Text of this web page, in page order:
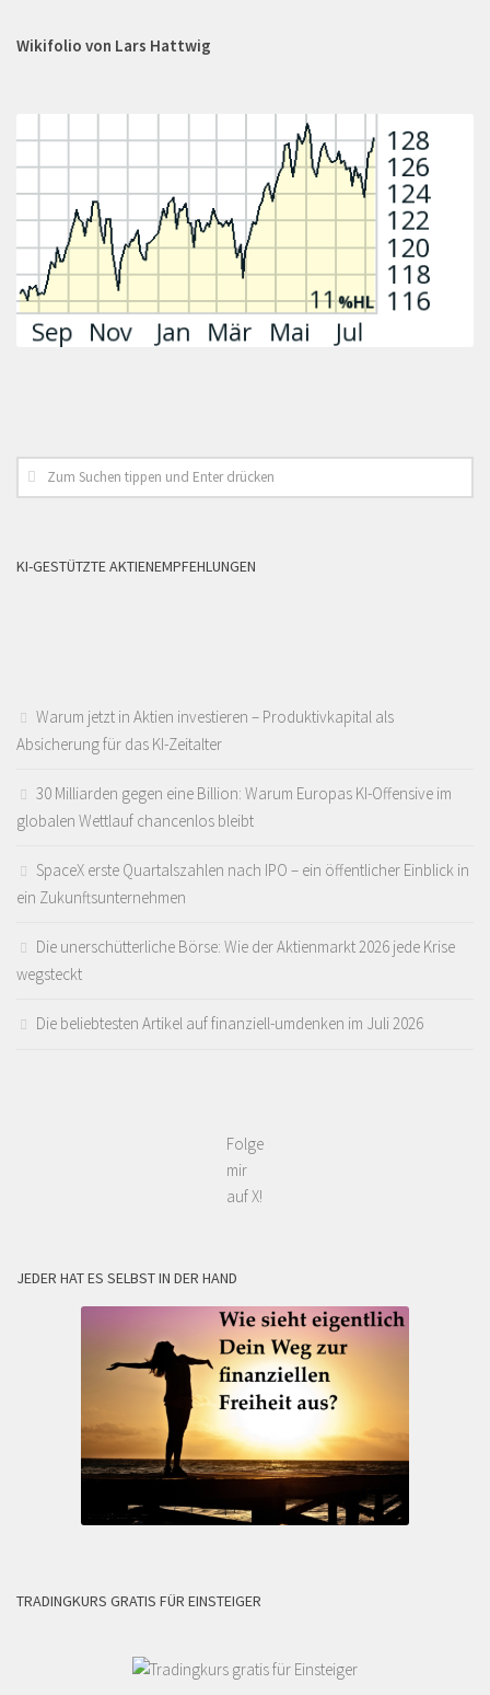
Wikifolio von Lars Hattwig
KI-GESTÜTZTE AKTIENEMPFEHLUNGEN
Warum jetzt in Aktien investieren – Produktivkapital als
Absicherung für das KI-Zeitalter
30 Milliarden gegen eine Billion: Warum Europas KI-Offensive im
globalen Wettlauf chancenlos bleibt
SpaceX erste Quartalszahlen nach IPO – ein öffentlicher Einblick in
ein Zukunftsunternehmen
Die unerschütterliche Börse: Wie der Aktienmarkt 2026 jede Krise
wegsteckt
Die beliebtesten Artikel auf finanziell-umdenken im Juli 2026
Folge
mir
auf X!
JEDER HAT ES SELBST IN DER HAND
TRADINGKURS GRATIS FÜR EINSTEIGER